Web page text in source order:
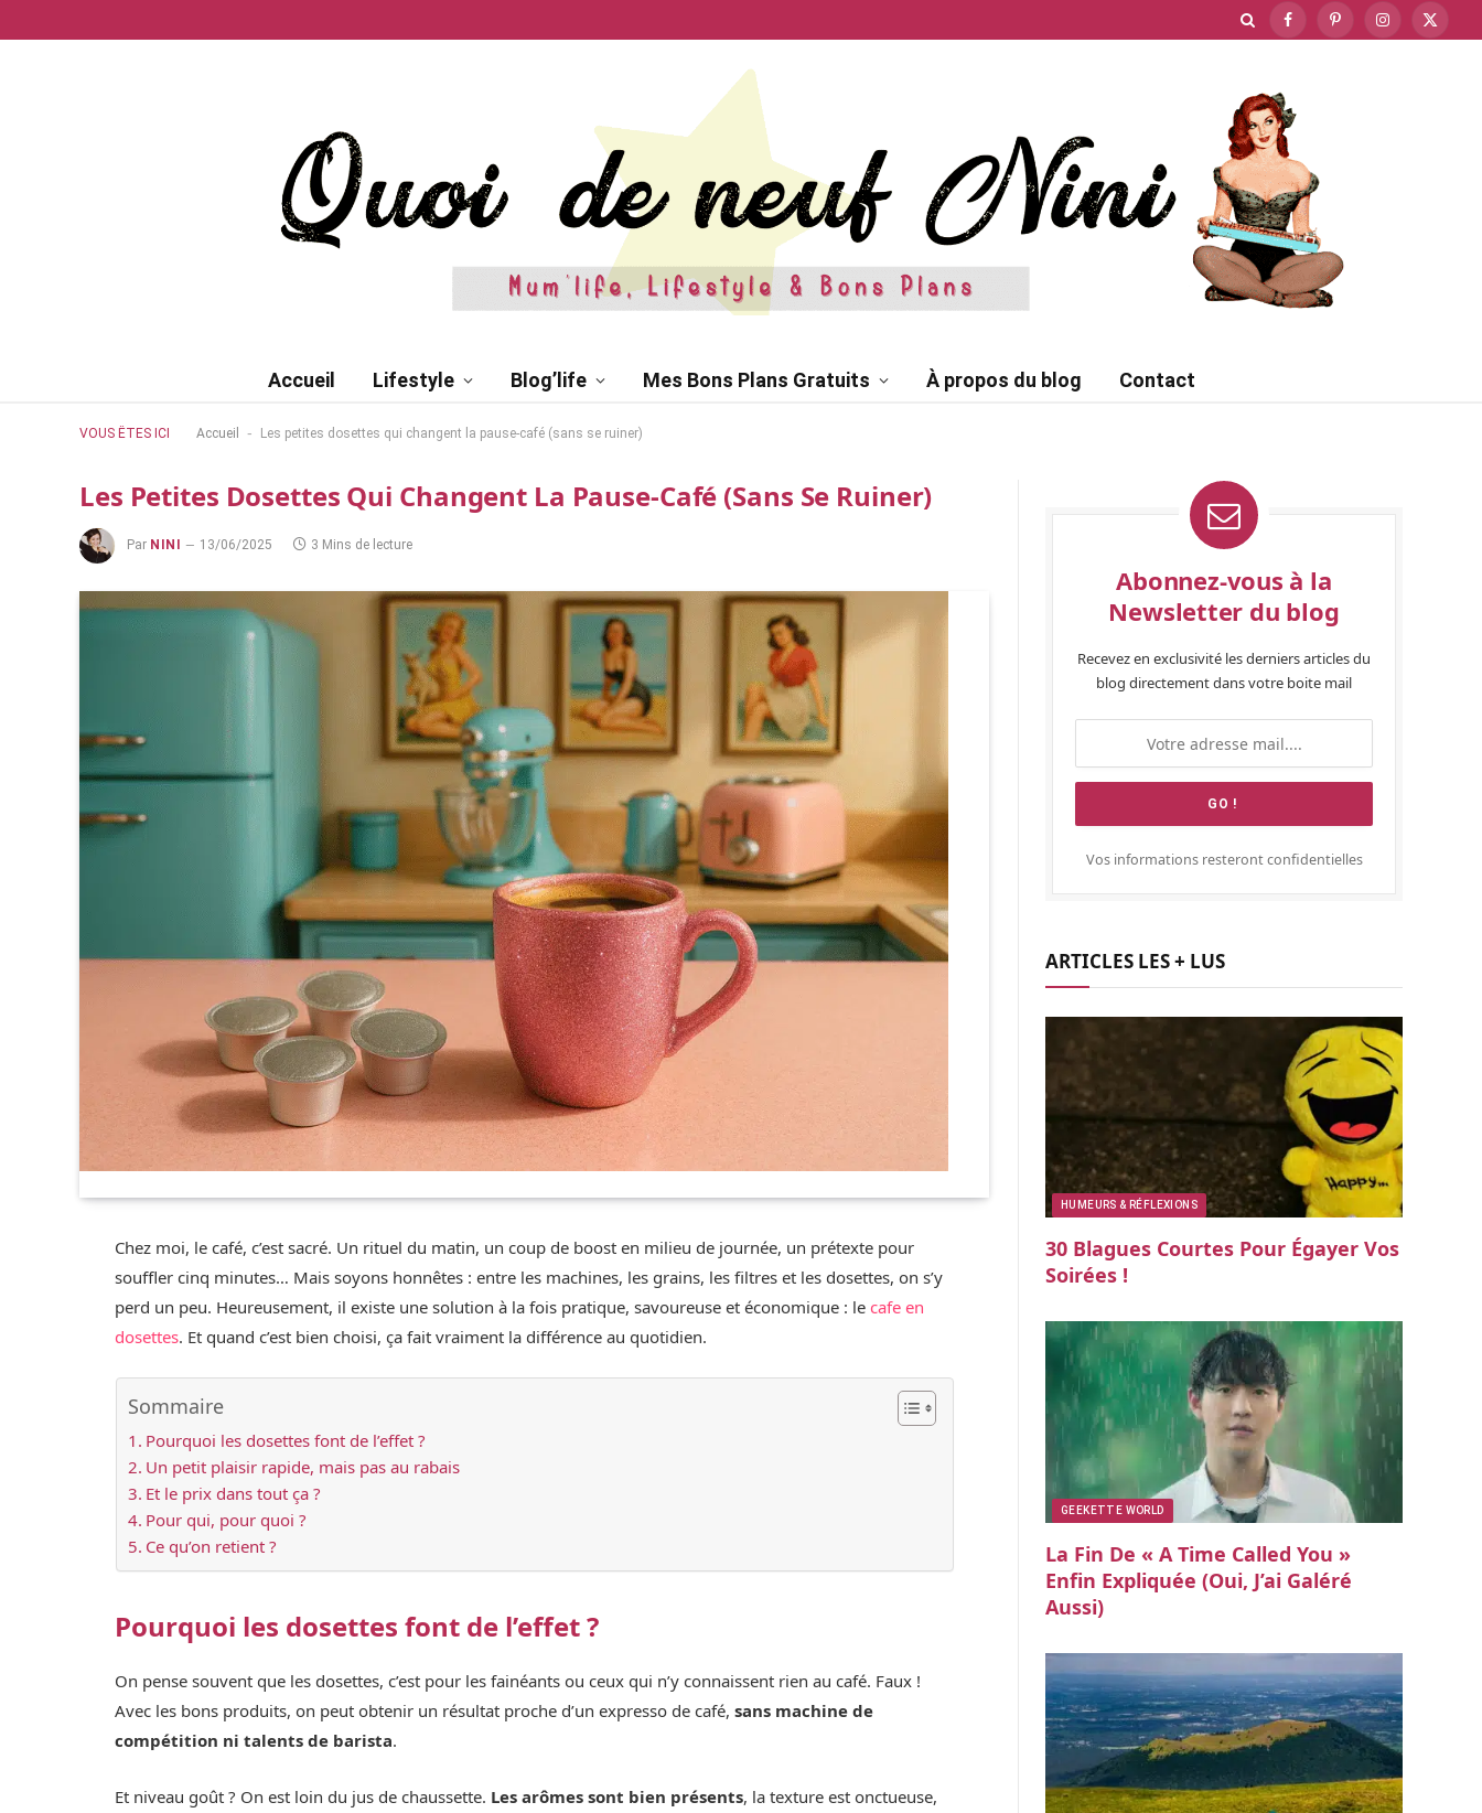
FacebookPinterestInstagram
X
Accueil Lifestyle Blog’life Mes Bons Plans Gratuits À propos du blog Contact
VOUS ÊTES ICI Accueil - Les petites dosettes qui changent la pause-café (sans se ruiner)
Les Petites Dosettes Qui Changent La Pause-Café (sans Se Ruiner)
Par NINI 13/06/2025 3 Mins de lecture
Chez moi, le café, c’est sacré. Un rituel du matin, un coup de boost en milieu de journée, un prétexte pour
souffler cinq minutes… Mais soyons honnêtes : entre les machines, les grains, les filtres et les dosettes, on s’y
perd un peu. Heureusement, il existe une solution à la fois pratique, savoureuse et économique : lecafe en
dosettes. Et quand c’est bien choisi, ça fait vraiment la différence au quotidien.
Sommaire
Pourquoi les dosettes font de l’effet ?
Un petit plaisir rapide, mais pas au rabais
Et le prix dans tout ça ?
Pour qui, pour quoi ?
Ce qu’on retient ?
Pourquoi les dosettes font de l’effet ?
On pense souvent que les dosettes, c’est pour les fainéants ou ceux qui n’y connaissent rien au café. Faux !
Avec les bons produits, on peut obtenir un résultat proche d’un expresso de café,sans machine de
compétition ni talents de barista.
Et niveau goût ? On est loin du jus de chaussette. Les arômes sont bien présents, la texture est onctueuse,
Abonnez-vous à la
Newsletter du blog
Recevez en exclusivité les derniers articles du
blog directement dans votre boite mail
Vos informations resteront confidentielles
ARTICLES LES + LUS
HUMEURS & RÉFLEXIONS
30 Blagues Courtes Pour Égayer Vos
Soirées !
GEEKETTE WORLD
La Fin De « A Time Called You »
Enfin Expliquée (oui, J’ai Galéré
Aussi)